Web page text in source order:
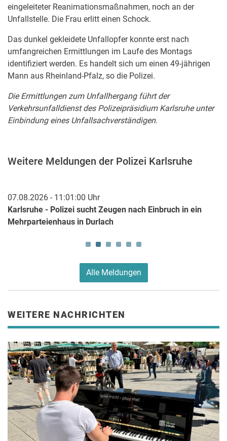
eingeleiteter Reanimationsmaßnahmen, noch an der
Unfallstelle. Die Frau erlitt einen Schock.
Das dunkel gekleidete Unfallopfer konnte erst nach
umfangreichen Ermittlungen im Laufe des Montags
identifiziert werden. Es handelt sich um einen 49-jährigen
Mann aus Rheinland-Pfalz, so die Polizei.
Die Ermittlungen zum Unfallhergang führt der
Verkehrsunfalldienst des Polizeipräsidium Karlsruhe unter
Einbindung eines Unfallsachverständigen.
Weitere Meldungen der Polizei Karlsruhe
07.08.2026 - 11:01:00 Uhr
Karlsruhe - Polizei sucht Zeugen nach Einbruch in ein
Mehrparteienhaus in Durlach
Alle Meldungen
WEITERE NACHRICHTEN